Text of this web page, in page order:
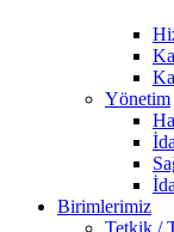
Yönetim
Birimlerimiz
Tetkik /